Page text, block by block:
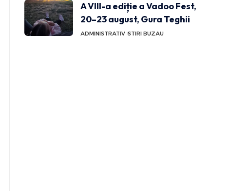
A VIII-a ediție a Vadoo Fest,
20–23 august, Gura Teghii
ADMINISTRATIV STIRI BUZAU